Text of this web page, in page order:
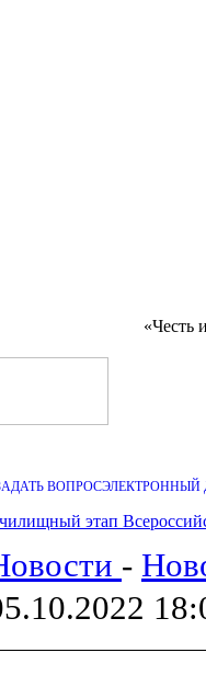
«Честь
ВОПРОСЭЛЕКТРОННЫЙ
этап
-